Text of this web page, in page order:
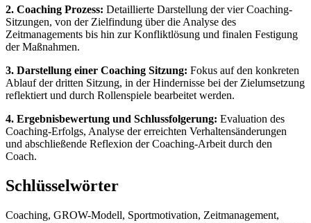
2. Coaching Prozess: Detaillierte Darstellung der vier Coaching-
Sitzungen, von der Zielfindung über die Analyse des
Zeitmanagements bis hin zur Konfliktlösung und finalen Festigung
der Maßnahmen.
3. Darstellung einer Coaching Sitzung: Fokus auf den konkreten
Ablauf der dritten Sitzung, in der Hindernisse bei der Zielumsetzung
reflektiert und durch Rollenspiele bearbeitet werden.
4. Ergebnisbewertung und Schlussfolgerung: Evaluation des
Coaching-Erfolgs, Analyse der erreichten Verhaltensänderungen
und abschließende Reflexion der Coaching-Arbeit durch den
Coach.
Schlüsselwörter
Coaching, GROW-Modell, Sportmotivation, Zeitmanagement,